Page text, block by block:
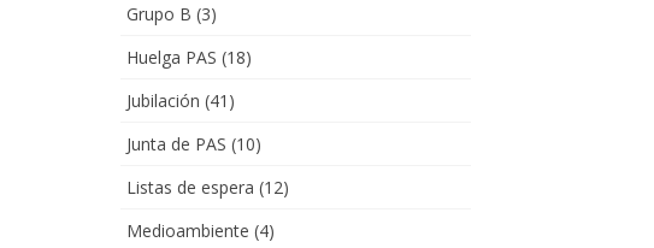
Grupo B (3)
Huelga PAS (18)
Jubilación (41)
Junta de PAS (10)
Listas de espera (12)
Medioambiente (4)